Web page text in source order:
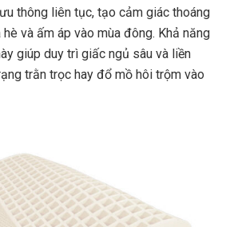
thông liên tục, tạo cảm giác thoáng
và ấm áp vào mùa đông. Khả năng
giúp duy trì giấc ngủ sâu và liền
trằn trọc hay đổ mồ hôi trộm vào